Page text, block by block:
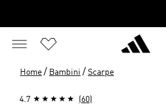
Home / Bambini / Scarpe
4.7 (60)